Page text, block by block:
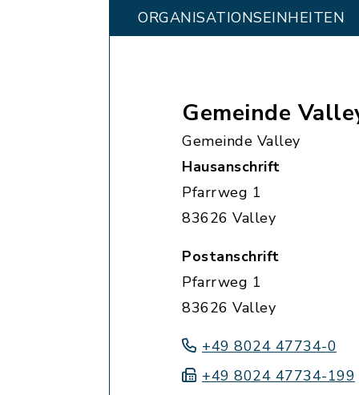
ORGANISATIONS­EINHEITEN
Gemeinde
Gemeinde Valley
Hausanschrift
Pfarrweg 1
83626 Valley
Postanschrift
Pfarrweg 1
83626 Valley
+49 8024 47734-0
+49 8024 47734-199